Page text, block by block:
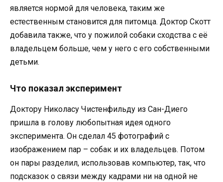
является нормой для человека, таким же
естественным становится для питомца. Доктор Скотт
добавила также, что у пожилой собаки сходства с её
владельцем больше, чем у него с его собственными
детьми.
Что показал эксперимент
Доктору Николасу Чистенфильду из Сан-Диего
пришла в голову любопытная идея одного
эксперимента. Он сделал 45 фотографий с
изображением пар – собак и их владельцев. Потом
он пары разделил, использовав компьютер, так, что
подсказок о связи между кадрами ни на одной не